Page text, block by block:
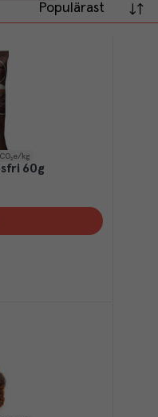
Populärast
kg
60g